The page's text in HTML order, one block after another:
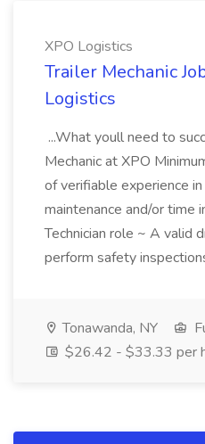
XPO Logistics
Trailer Mechanic
Logistics
...What youll need to
Mechanic at XPO
of verifiable experience
maintenance and/or time
Technician role ~ A valid
perform safety
Tonawanda, NY
$26.42 - $33.33 per